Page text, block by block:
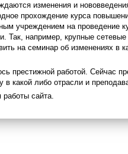
изменения и
прохождение курса
учреждением на проведение
Так, например, крупные
на семинар об изменениях в
престижной работой. Сейчас
в какой либо отрасли и
сайта.